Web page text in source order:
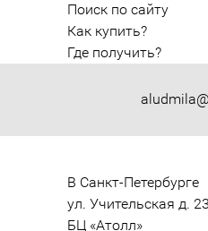
Поиск по сайту
Как купить?
Где получить?
В Санкт-Петербурге
ул. Учительская д. 23
БЦ «Атолл»